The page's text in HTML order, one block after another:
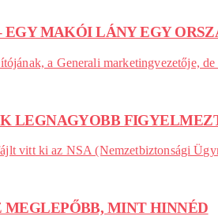
MAKÓI LÁNY EGY
a Generali marketingvezetője,
LEGNAGYOBB
vitt ki az NSA (Nemzetbiztonsági
MINT HINNÉD